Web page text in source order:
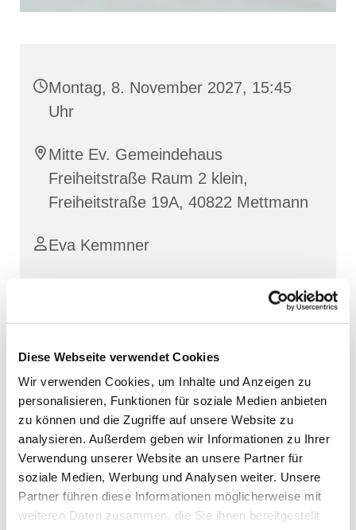
Diese Webseite verwendet Cookies
Wir verwenden Cookies, um Inhalte und Anzeigen zu
personalisieren, Funktionen für soziale Medien anbieten
zu können und die Zugriffe auf unsere Website zu
analysieren. Außerdem geben wir Informationen zu Ihrer
Verwendung unserer Website an unsere Partner für
soziale Medien, Werbung und Analysen weiter. Unsere
Partner führen diese Informationen möglicherweise mit
weiteren Daten zusammen, die Sie ihnen bereitgestellt
Montag, 8. November 2027, 15:45
Uhr
Mitte Ev. Gemeindehaus
Freiheitstraße Raum 2 klein,
Freiheitstraße 19A, 40822 Mettmann
Eva Kemmner